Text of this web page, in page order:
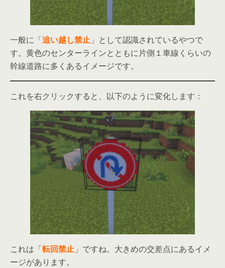
一般に「追い越し禁止 」として認識されているやつで
す。黄色のセンターラインとともに片側１車線くらいの
幹線道路に多くあるイメージです。
これを右クリックすると、以下のように変化します：
これは「転回禁止 」ですね。大きめの交差点にあるイメ
ージがあります。